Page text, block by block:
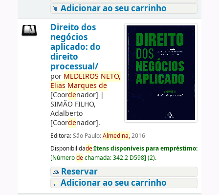
Adicionar ao seu carrinho
Direito dos
negócios
aplicado: do
direito
processual/
por MEDEIROS NETO,
Elias Marques de
[Coordenador] |
SIMÃO FILHO,
Adalberto
[Coordenador].
Editora:São Paulo:Almedina,2016
Disponibilidade:Itens disponíveis para empréstimo:
[Númerodechamada:342.2 D598] (2).
Reservar
Adicionar ao seu carrinho